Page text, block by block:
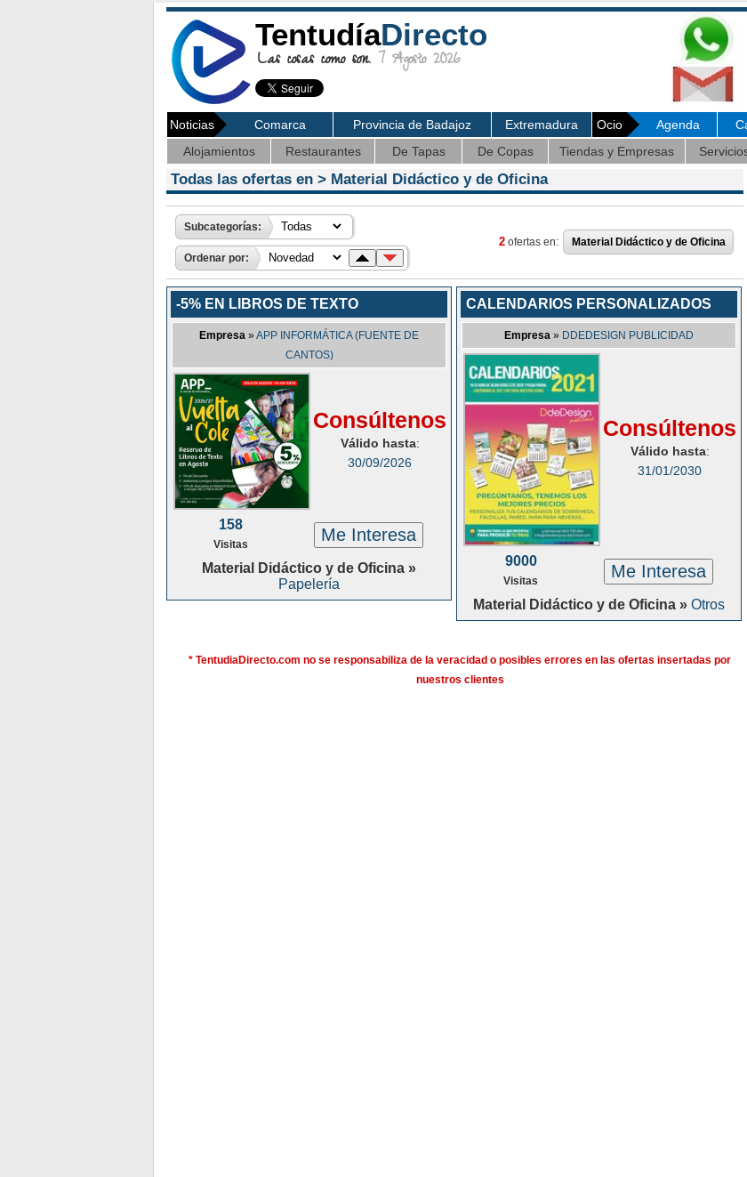
TentudíaDirecto
Las cosas como son. 7 Agosto 2026
Noticias Comarca Provincia de Badajoz Extremadura Ocio Agenda
Alojamientos
Restaurantes De Tapas De Copas Tiendas y Empresas
Todas las ofertas en > Material Didáctico y de Oficina
Subcategorías:
Ordenar por:
2 ofertas en: Material Didáctico y de Oficina
-5% EN LIBROS DE TEXTO
Empresa »APP INFORMÁTICA (FUENTE DE
CANTOS)
Consúltenos
Válido hasta:
30/09/2026
158
Visitas Me Interesa
Material Didáctico y de Oficina »
Papelería
CALENDARIOS PERSONALIZADOS
Empresa » DDEDESIGN PUBLICIDAD
Consúltenos
Válido hasta:
31/01/2030
9000
Visitas Me Interesa
Material Didáctico y de Oficina » Otros
* TentudiaDirecto.com no se responsabiliza de la veracidad o posibles errores en las ofertas insertadas por
nuestros clientes